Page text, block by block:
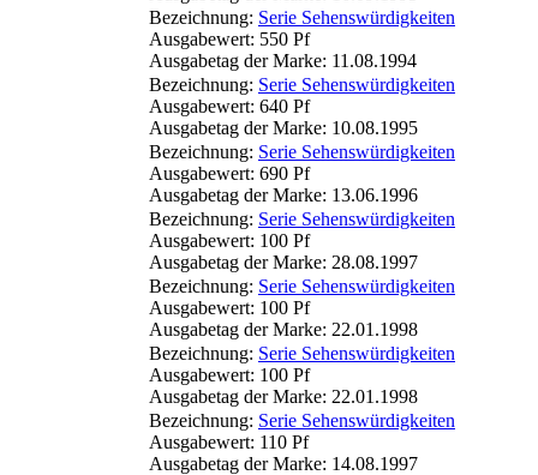
Bezeichnung: Serie Sehenswürdigkeiten
Ausgabewert: 550 Pf
Ausgabetag der Marke: 11.08.1994
Bezeichnung: Serie Sehenswürdigkeiten
Ausgabewert: 640 Pf
Ausgabetag der Marke: 10.08.1995
Bezeichnung: Serie Sehenswürdigkeiten
Ausgabewert: 690 Pf
Ausgabetag der Marke: 13.06.1996
Bezeichnung: Serie Sehenswürdigkeiten
Ausgabewert: 100 Pf
Ausgabetag der Marke: 28.08.1997
Bezeichnung: Serie Sehenswürdigkeiten
Ausgabewert: 100 Pf
Ausgabetag der Marke: 22.01.1998
Bezeichnung: Serie Sehenswürdigkeiten
Ausgabewert: 100 Pf
Ausgabetag der Marke: 22.01.1998
Bezeichnung: Serie Sehenswürdigkeiten
Ausgabewert: 110 Pf
Ausgabetag der Marke: 14.08.1997